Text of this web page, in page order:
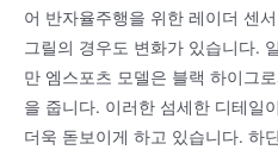
어 반자율주행을 위한 레이더 센
그릴의 경우도 변화가 있습니다.
만 엠스포츠 모델은 블랙 하이그
을 줍니다. 이러한 섬세한 디테일
더욱 돋보이게 하고 있습니다. 하